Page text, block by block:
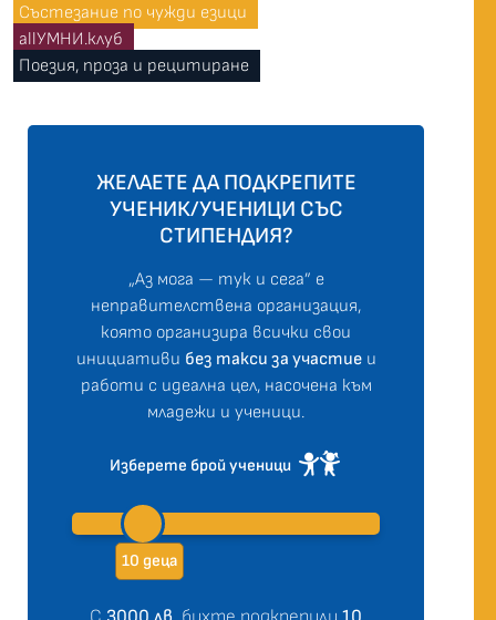
Състезание по чужди езици
allУМНИ.клуб
Поезия, проза и рецитиране
ЖЕЛАЕТЕ ДА ПОДКРЕПИТЕ
УЧЕНИК/УЧЕНИЦИ СЪС
СТИПЕНДИЯ?
„Аз мога — тук и сега” е
неправителствена организация,
която организира всички свои
инициативи без такси за участиеи
работи с идеална цел, насочена към
младежи и ученици.
Изберете брой ученици
10 деца